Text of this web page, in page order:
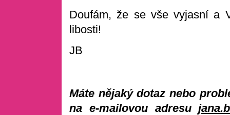
Doufám, že se vše vyjasní a
libosti!
JB
Máte nějaký dotaz nebo
na e-mailovou adresu